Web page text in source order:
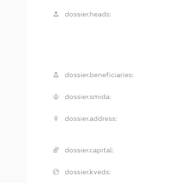
dossier.heads:
dossier.beneficiaries:
dossier.smida:
dossier.address:
dossier.capital:
dossier.kveds: